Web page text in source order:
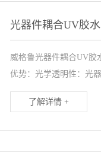
光器件耦合UV胶
威格鲁光器件耦合UV胶
优势：光学透明性：光
了解详情 +